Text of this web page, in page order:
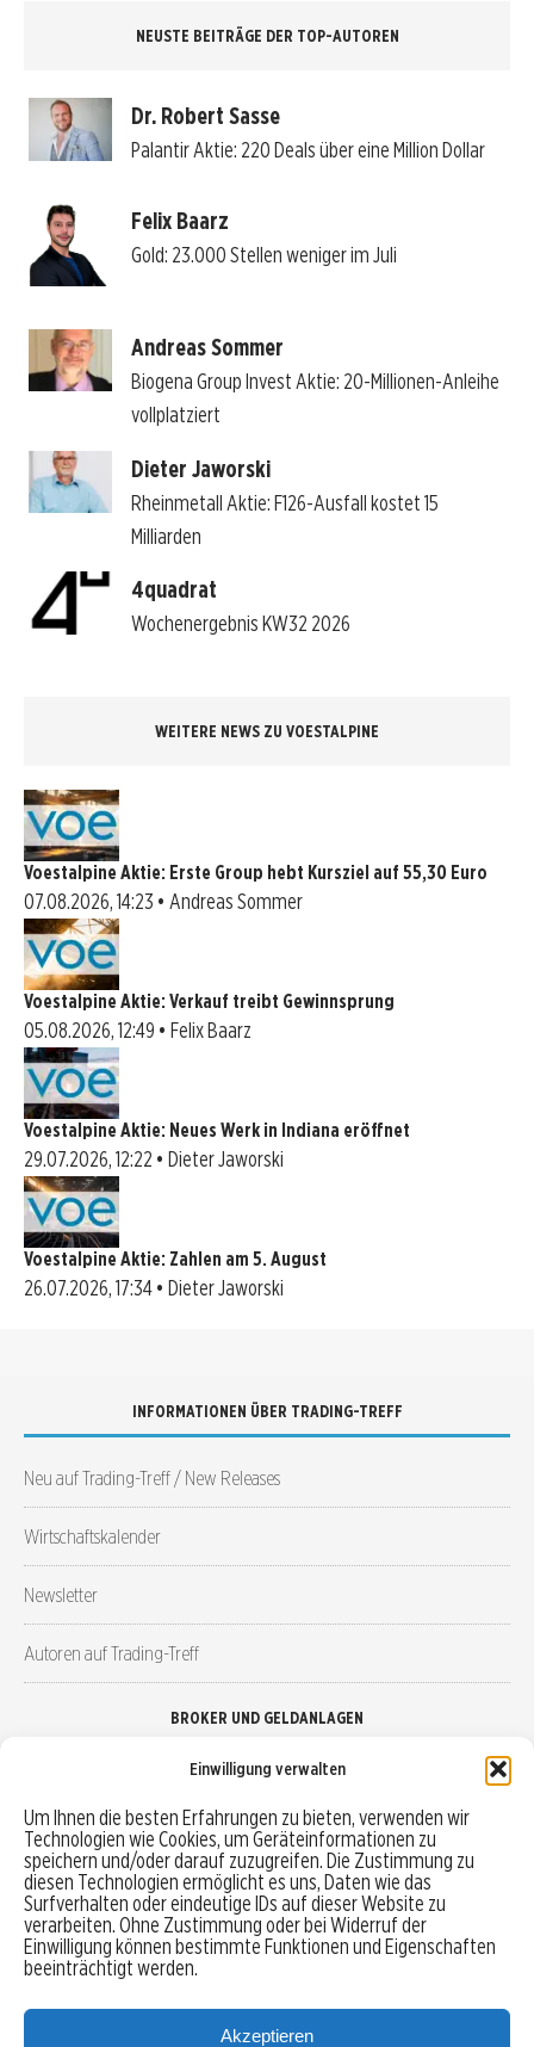
Einwilligung verwalten
Um Ihnen die besten Erfahrungen zu bieten, verwenden wir
Technologien wie Cookies, um Geräteinformationen zu
speichern und/oder darauf zuzugreifen. Die Zustimmung zu
diesen Technologien ermöglicht es uns, Daten wie das
Surfverhalten oder eindeutige IDs auf dieser Website zu
verarbeiten. Ohne Zustimmung oder bei Widerruf der
Einwilligung können bestimmte Funktionen und Eigenschaften
beeinträchtigt werden.
Akzeptieren
NEUSTE BEITRÄGE DER TOP-AUTOREN
Dr. Robert Sasse
Palantir Aktie: 220 Deals über eine Million Dollar
Felix Baarz
Gold: 23.000 Stellen weniger im Juli
Andreas Sommer
Biogena Group Invest Aktie: 20-Millionen-Anleihe
vollplatziert
Dieter Jaworski
Rheinmetall Aktie: F126-Ausfall kostet 15
Milliarden
4quadrat
Wochenergebnis KW32 2026
WEITERE NEWS ZU VOESTALPINE
Voestalpine Aktie: Erste Group hebt Kursziel auf 55,30 Euro
07.08.2026, 14:23 • Andreas Sommer
Voestalpine Aktie: Verkauf treibt Gewinnsprung
05.08.2026, 12:49 • Felix Baarz
Voestalpine Aktie: Neues Werk in Indiana eröffnet
29.07.2026, 12:22 • Dieter Jaworski
Voestalpine Aktie: Zahlen am 5. August
26.07.2026, 17:34 • Dieter Jaworski
INFORMATIONEN ÜBER TRADING-TREFF
Neu auf Trading-Treff / New Releases
Wirtschaftskalender
Newsletter
Autoren auf Trading-Treff
BROKER UND GELDANLAGEN
Robo-Advisor vergleichen
Depotvergleich
Festgeld vergleichen
Tagesgeld vergleichen